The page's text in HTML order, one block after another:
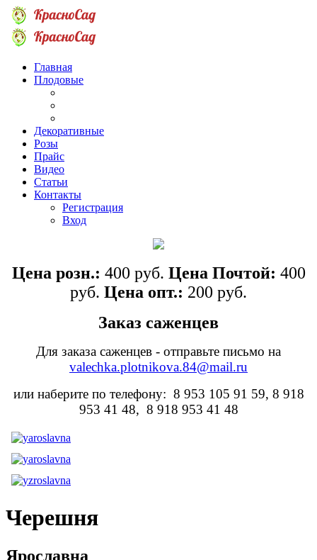
Главная
Плодовые
Декоративные
Розы
Прайс
Видео
Статьи
Контакты
Регистрация
Вход
Цена розн.: 400 руб. Цена Почтой: 400
руб. Цена опт.: 200 руб.
Заказ саженцев
Для заказа саженцев - отправьте письмо на
valechka.plotnikova.84@mail.ru
или наберите по телефону: 8 953 105 91 59, 8 918
953 41 48, 8 918 953 41 48
Черешня
Ярославна